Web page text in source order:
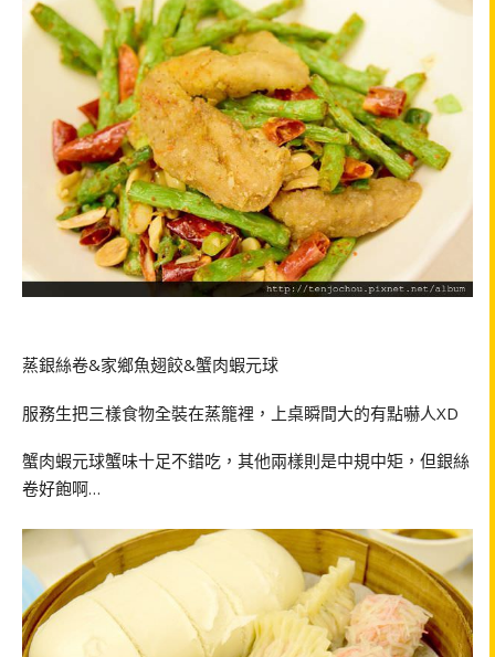
蒸銀絲卷&家鄉魚翅餃&蟹肉蝦元球
服務生把三樣食物全裝在蒸籠裡，上桌瞬間大的有點嚇人XD
蟹肉蝦元球蟹味十足不錯吃，其他兩樣則是中規中矩，但銀絲
卷好飽啊…